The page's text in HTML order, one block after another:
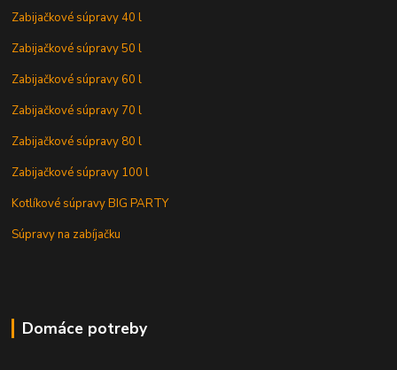
Zabijačkové súpravy 40 l
Zabijačkové súpravy 50 l
Zabijačkové súpravy 60 l
Zabijačkové súpravy 70 l
Zabijačkové súpravy 80 l
Zabijačkové súpravy 100 l
Kotlíkové súpravy BIG PARTY
Súpravy na zabíjačku
Domáce potreby